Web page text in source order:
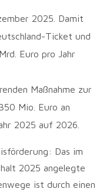
2025. Damit
Ticket und
Euro pro Jahr
Maßnahme zur
Mio. Euro an
2025 auf 2026.
Das im
2025 angelegte
ist durch einen